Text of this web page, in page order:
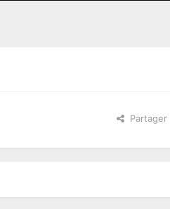
Partager